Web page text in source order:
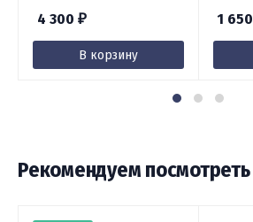
4 300 ₽
В корзину
1 650
Рекомендуем посмотреть